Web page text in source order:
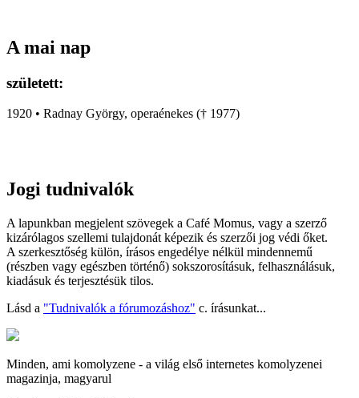
A mai nap
született:
1920 • Radnay György, operaénekes († 1977)
Jogi tudnivalók
A lapunkban megjelent szövegek a Café Momus, vagy a szerző
kizárólagos szellemi tulajdonát képezik és szerzői jog védi őket.
A szerkesztőség külön, írásos engedélye nélkül mindennemű
(részben vagy egészben történő) sokszorosításuk, felhasználásuk,
kiadásuk és terjesztésük tilos.
Lásd a "Tudnivalók a fórumozáshoz" c. írásunkat...
Minden, ami komolyzene - a világ első internetes komolyzenei
magazinja, magyarul